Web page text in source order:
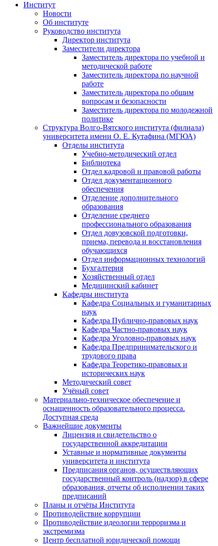
Институт
Новости
Об институте
Руководство института
Директор института
Заместители директора
Заместитель директора по учебной и
методической работе
Заместитель директора по научной
работе
Заместитель директора по общим
вопросам и безопасности
Заместитель директора по молодежной
политике
Структура Волго-Вятского института (филиала)
университета имени О. Е. Кутафина (МГЮА)
Отделы института
Учебно-методический отдел
Библиотека
Отдел кадровой и правовой работы
Отдел документационного
обеспечения
Отделение дополнительного
образования
Отделение среднего
профессионального образования
Отдел довузовской подготовки,
приема, перевода и восстановления
обучающихся
Отдел информационных технологий
Бухгалтерия
Хозяйственный отдел
Медицинский кабинет
Кафедры института
Кафедра Социальных и гуманитарных
наук
Кафедра Публично-правовых наук
Кафедра Частно-правовых наук
Кафедра Уголовно-правовых наук
Кафедра Предпринимательского и
трудового права
Кафедра Теоретико-правовых и
исторических наук
Методический совет
Учёный совет
Материально-техническое обеспечение и
оснащенность образовательного процесса.
Доступная среда
Важнейшие документы
Лицензия и свидетельство о
государственной аккредитации
Уставные и нормативные документы
университета и института
Предписания органов, осуществляющих
государственный контроль (надзор) в сфере
образования, отчеты об исполнении таких
предписаний
Планы и отчёты Института
Противодействие коррупции
Противодействие идеологии терроризма и
экстремизма
Центр бесплатной юридической помощи